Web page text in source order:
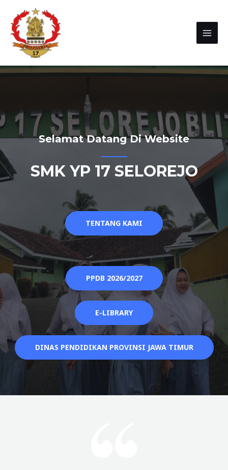
Selamat Datang Di Website
SMK YP 17 SELOREJO
TENTANG KAMI
PPDB 2026/2027
E-LIBRARY
DINAS PENDIDIKAN PROVINSI JAWA TIMUR